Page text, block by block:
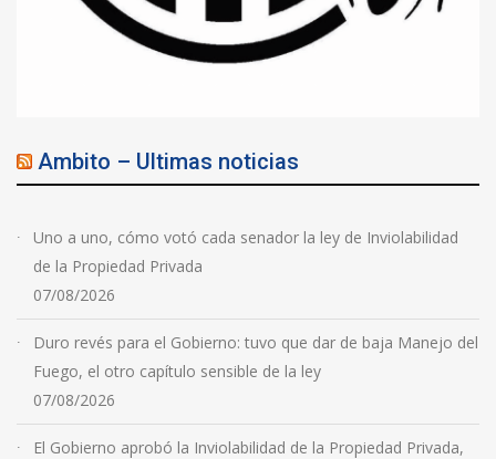
Ambito – Ultimas noticias
Uno a uno, cómo votó cada senador la ley de Inviolabilidad
de la Propiedad Privada
07/08/2026
Duro revés para el Gobierno: tuvo que dar de baja Manejo del
Fuego, el otro capítulo sensible de la ley
07/08/2026
El Gobierno aprobó la Inviolabilidad de la Propiedad Privada,